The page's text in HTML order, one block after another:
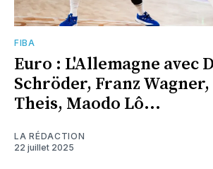
FIBA
Euro : L'Allemagne avec
Schröder, Franz
Theis, Maodo Lô...
LA RÉDACTION
22 juillet 2025